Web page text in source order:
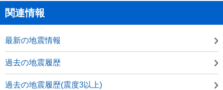
関連情報
最新の地震情報
過去の地震履歴
過去の地震履歴(震度3以上)